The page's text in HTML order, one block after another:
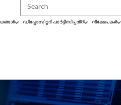
ഡിപ്പോസിറ്ററി പാർട്ടിസിപ്പൻ്റ് നിക്ഷേപകര്‍